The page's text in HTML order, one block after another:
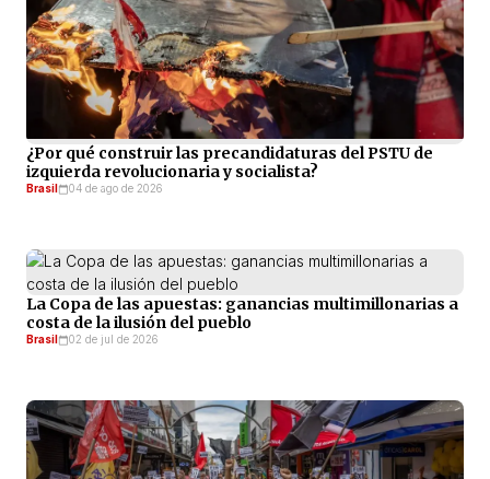
¿Por qué construir las precandidaturas del PSTU de
izquierda revolucionaria y socialista?
Brasil 04 de ago de 2026
La Copa de las apuestas: ganancias multimillonarias a
costa de la ilusión del pueblo
Brasil 02 de jul de 2026